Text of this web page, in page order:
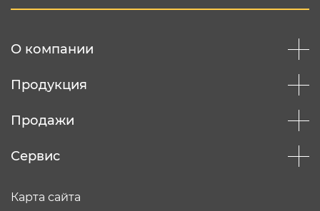
О компании
Продукция
Продажи
Сервис
Карта сайта